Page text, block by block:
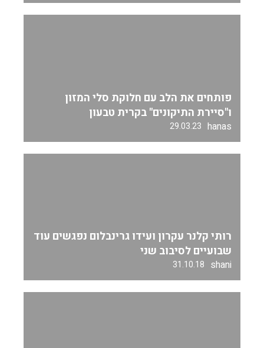
פותחים את הלב עם חלוקת סלי המזון
ו"סיירת התיקונים" בקרית טבעון
hanas
29.03.23
רותי קלנר עקרון ועידו גרינבלום נפגשים עוד
שבועיים לסיבוב שני
shani
31.10.18